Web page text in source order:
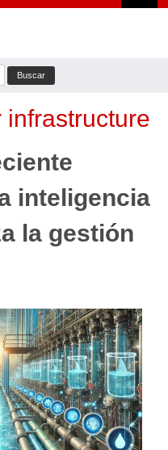
infrastructure
inteligencia
la gestión